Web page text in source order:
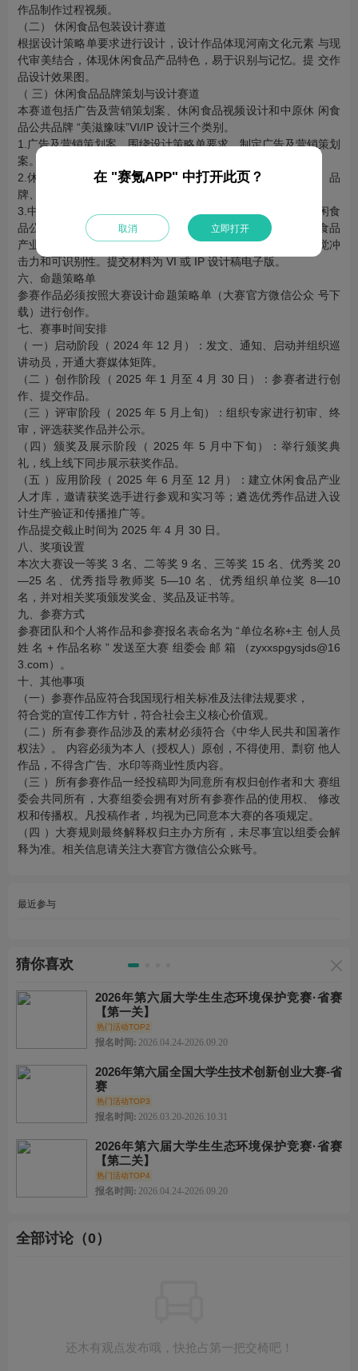
作品制作过程视频。
（二） 休闲食品包装设计赛道
根据设计策略单要求进行设计，设计作品体现河南文化元素 与现
代审美结合，体现休闲食品产品特色，易于识别与记忆。提 交作
品设计效果图。
（ 三）休闲食品品牌策划与设计赛道
本赛道包括广告及营销策划案、休闲食品视频设计和中原休 闲食
品公共品牌 “美滋豫味”VI/IP 设计三个类别。
1.广告及营销策划案。围绕设计策略单要求，制定广告及营销策划
案。提交材料为可编辑的 PDF 或 PPT 文件。
2.休闲食品视频设计。围绕休闲食品文化、历史、产业、制作、品
牌、消费方式等进行微电影、短视频或长视频设计制作。
3.中原休闲食品公共品牌 “美滋豫味”VI 或 IP 设计。 中原 休闲食
品公共品牌 “美滋豫味”VI 或 IP 应富有中原特色、契合 休闲食品
产业调性，构思新颖、简洁、时尚、大气、并具有较强的视觉冲
击力和可识别性。提交材料为 VI 或 IP 设计稿电子版。
六、命题策略单
参赛作品必须按照大赛设计命题策略单（大赛官方微信公众 号下
载）进行创作。
七、赛事时间安排
（ 一）启动阶段（ 2024 年 12 月）：发文、通知、启动并组织巡
讲动员，开通大赛媒体矩阵。
（二 ）创作阶段（ 2025 年 1 月至 4 月 30 日）：参赛者进行创
作、提交作品。
（三 ）评审阶段（ 2025 年 5 月上旬）：组织专家进行初审、终
审，评选获奖作品并公示。
（四）颁奖及展示阶段（ 2025 年 5 月中下旬）：举行颁奖典
礼，线上线下同步展示获奖作品。
（五 ）应用阶段（ 2025 年 6 月至 12 月）：建立休闲食品产业
人才库，邀请获奖选手进行参观和实习等；遴选优秀作品进入设
计生产验证和传播推广等。
作品提交截止时间为 2025 年 4 月 30 日。
八、奖项设置
本次大赛设一等奖 3 名、二等奖 9 名、三等奖 15 名、优秀奖 20
—25 名、优秀指导教师奖 5—10 名、优秀组织单位奖 8—10
名，并对相关奖项颁发奖金、奖品及证书等。
九、参赛方式
参赛团队和个人将作品和参赛报名表命名为 “单位名称+主 创人员
姓 名 + 作品名称 ” 发送至大赛 组委会 邮 箱 （zyxxspgysjds@16
3.com）。
十、其他事项
（一）参赛作品应符合我国现行相关标准及法律法规要求，
符合党的宣传工作方针，符合社会主义核心价值观。
（二）所有参赛作品涉及的素材必须符合《中华人民共和国著作
权法》。 内容必须为本人（授权人）原创，不得使用、剽窃 他人
作品，不得含广告、水印等商业性质内容。
（三 ）所有参赛作品一经投稿即为同意所有权归创作者和大 赛组
委会共同所有，大赛组委会拥有对所有参赛作品的使用权、 修改
权和传播权。凡投稿作者，均视为已同意本大赛的各项规定。
（四 ）大赛规则最终解释权归主办方所有，未尽事宜以组委会解
释为准。相关信息请关注大赛官方微信公众账号。
最近参与
猜你喜欢
2026年第六届大学生生态环境保护竞赛·省赛
【第一关】
热门活动TOP2
报名时间: 2026.04.24-2026.09.20
2026年第六届全国大学生技术创新创业大赛-省
赛
热门活动TOP3
报名时间: 2026.03.20-2026.10.31
2026年第六届大学生生态环境保护竞赛·省赛
【第二关】
热门活动TOP4
报名时间: 2026.04.24-2026.09.20
全部讨论（0）
还木有观点发布哦，快抢占第一把交椅吧！
在 "赛氪APP" 中打开此页？
取消 立即打开